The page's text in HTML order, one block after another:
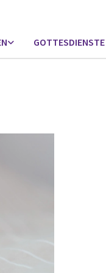
GOTTESDIENSTE